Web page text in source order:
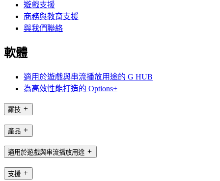
遊戲支援
商務與教育支援
與我們聯絡
軟體
適用於遊戲與串流播放用途的 G HUB
為高效性能打造的 Options+
羅技
產品
適用於遊戲與串流播放用途
支援